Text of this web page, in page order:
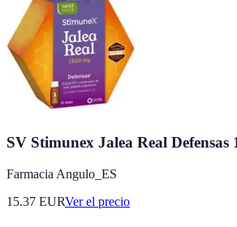
SV Stimunex Jalea Real Defensas
Farmacia Angulo_ES
15.37 EURVer el precio